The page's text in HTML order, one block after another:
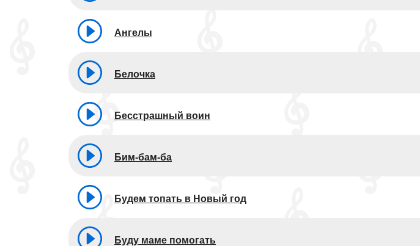
Ангелы
Белочка
Бесстрашный воин
Бим-бам-ба
Будем топать в Новый год
Буду маме помогать